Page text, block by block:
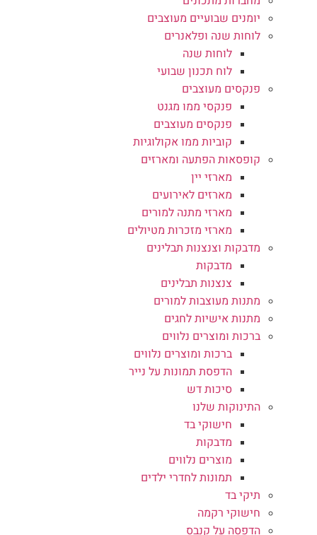
יומנים שבועיים מעוצבים
לוחות שנה ופלאנרים
לוחות שנה
לוח תכנון שבועי
פנקסים מעוצבים
פנקסי ממו מגנט
פנקסים מעוצבים
קוביות ממו אקולוגיות
קופסאות הפתעה ומארזים
מארזי יין
מארזים לאירועים
מארזי מתנה למורים
מארזי מזכרות מטיולים
מדבקות וצנצנות תבלינים
מדבקות
צנצנות תבלינים
מתנות מעוצבות למורים
מתנות אישיות לחגים
ברכות ומוצרים נלווים
ברכות ומוצרים נלווים
הדפסת תמונות על נייר
סיכות דש
התינוקות שלנו
חישוקי בד
מדבקות
מוצרים נלווים
תמונות לחדרי ילדים
תיקי בד
חישוקי רקמה
הדפסה על קנבס